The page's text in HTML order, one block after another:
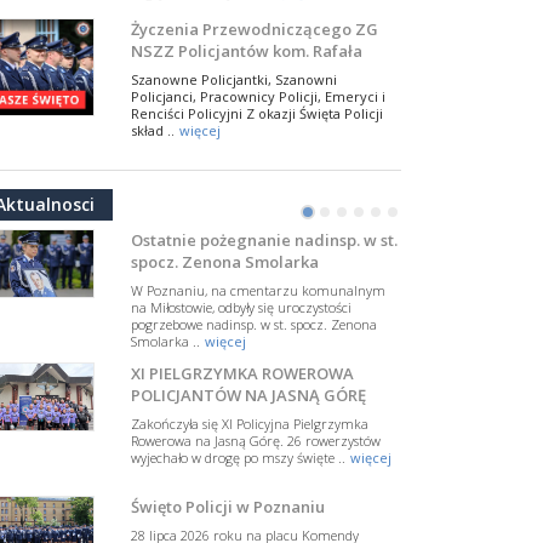
Życzenia Przewodniczącego ZG
NSZZ Policjantów kom. Rafała
Jankowskiego z okazji Święta
Policji 2026
Szanowne Policjantki, Szanowni
Policjanci, Pracownicy Policji, Emeryci i
Renciści Policyjni Z okazji Święta Policji
skład .. więcej
NSZZ Policjantów: Policja nie może
W przestrzeni publicznej po raz kolejny
pojawiły się wypowiedzi, które uderzają
w funkcjonariuszki i funkcjonariuszy
Policj .. więcej
Dodatkowe zarobkowanie
policjantów. NSZZP: obecne
rozwiązania wymagają zmian
zmiany przepisów regulujących
podejmowanie przez policjantów
dodatkowej pracy zarobkowe ..
więcej
Krok 1. Umorzenie. Krok 2. Walka
z hejtem
Postępowanie dotyczące interwencji
Policji w miejscu zamieszkania red.
Tomasza Sakiewicza zostało umorzone.
•• • •••
NSZZ Policjantów
Na zaproszenie Zarządu Głównego NSZZ
Policjantów w Polsce gościł Rafael Laskowski z
Departamentu Policji w Nowym Jorku, o
.. więcej
PAMIĘTAMY I ODDAJMY HOŁD ST.
SIERŻ. MARKOWI SIENICKIEMU
poświęconą starszemu sierżantowi Mar
Ostatnie pożegnanie nadinsp. w st.
spocz. Zenona Smolarka
W Poznaniu, na cmentarzu komunalnym
na Miłostowie, odbyły się uroczystości
pogrzebowe nadinsp. w st. spocz. Zenona
Smolarka .. więcej
XI PIELGRZYMKA ROWEROWA
POLICJANTÓW NA JASNĄ GÓRĘ
Zakończyła się XI Policyjna Pielgrzymka
Rowerowa na Jasną Górę. 26 rowerzystów
wyjechało w drogę po mszy święte .. więcej
Święto Policji w Poznaniu
28 lipca 2026 roku na placu Komendy